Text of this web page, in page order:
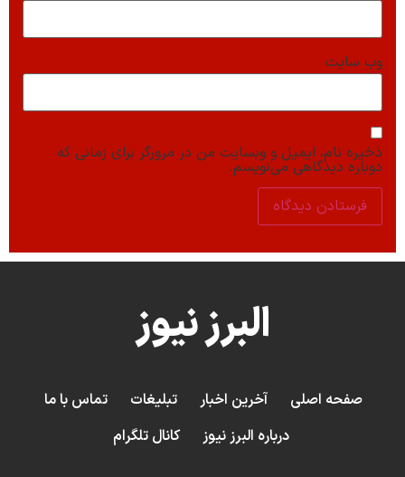
وب‌ سایت
ذخیره نام، ایمیل و وبسایت من در مرورگر برای زمانی که
دوباره دیدگاهی می‌نویسم.
البرز نیوز
صفحه اصلی آخرین اخبار تبلیغات
تماس با ما
درباره البرز نیوز
کانال تلگرام